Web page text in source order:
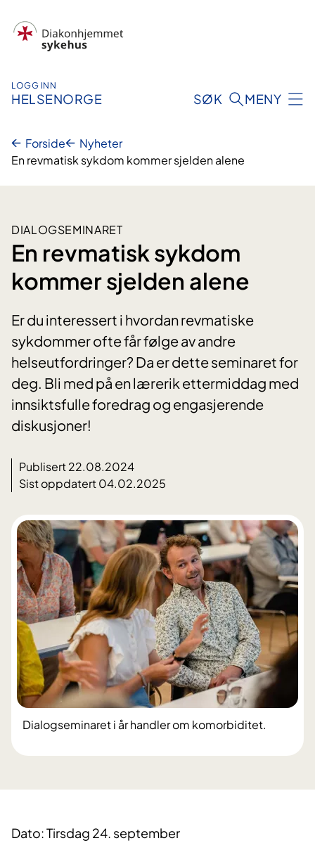
innhold
LOGG INN
HELSENORGE SØK MENY
Forside
Nyheter
En revmatisk sykdom kommer sjelden alene
DIALOGSEMINARET
En revmatisk sykdom
kommer sjelden alene
Er du interessert i hvordan revmatiske
sykdommer ofte får følge av andre
helseutfordringer? Da er dette seminaret for
deg. Bli med på en lærerik ettermiddag med
innsiktsfulle foredrag og engasjerende
diskusjoner!
Publisert 22.08.2024
Sist oppdatert 04.02.2025
Dialogseminaret i år handler om komorbiditet.
Dato: Tirsdag 24. september